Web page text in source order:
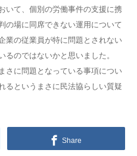
いて、個別の労働事件の支援に携
の場に同席できない運用について
業の従業員が特に問題とされない
るのではないかと思いました。
さに問題となっている事項につい
るというまさに民法協らしい質疑
Share